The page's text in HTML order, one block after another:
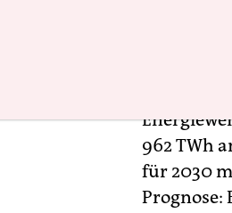
962 TWh
für 2030
Prognose: